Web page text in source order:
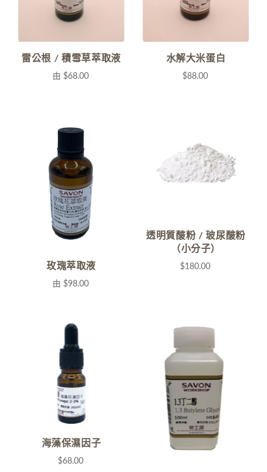
雷公根 / 積雪草萃取液
由 $68.00
水解大米蛋白
$88.00
玫瑰萃取液
由 $98.00
透明質酸粉 / 玻尿酸粉
（小分子）
$180.00
海藻保濕因子
$68.00